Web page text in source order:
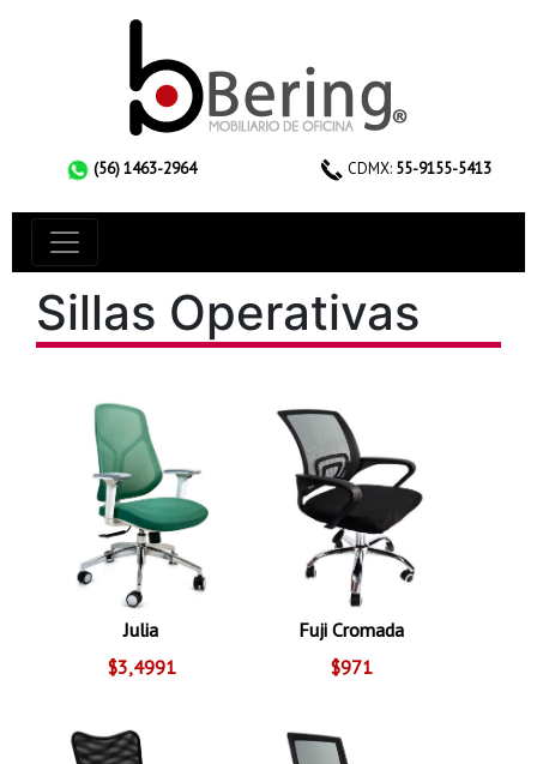
(56) 1463-2964 CDMX: 55-9155-5413
Sillas Operativas
Julia
$3,4991
Fuji Cromada
$971